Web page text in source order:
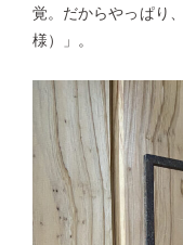
覚。だからやっぱり
様）」。